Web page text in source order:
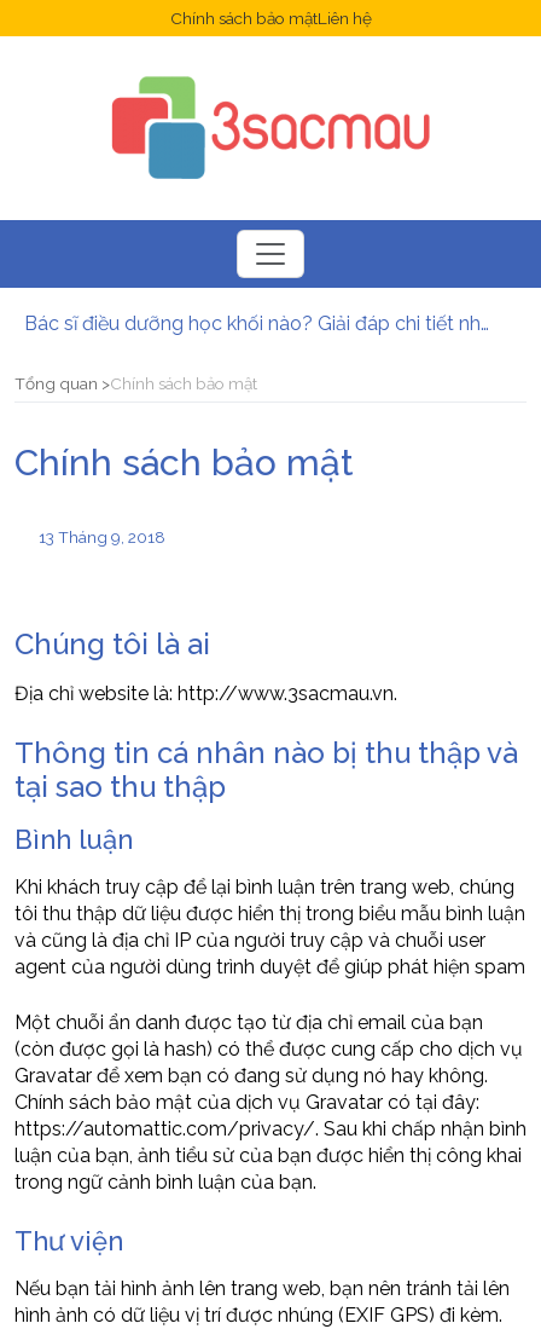
Chính sách bảo mậtLiên hệ
Bác sĩ điều dưỡng học khối nào? Giải đáp chi tiết nhất
Tổng quan Chính sách bảo mật
Chính sách bảo mật
13 Tháng 9, 2018
Chúng tôi là ai
Địa chỉ website là: http://www.3sacmau.vn.
Thông tin cá nhân nào bị thu thập và
tại sao thu thập
Bình luận
Khi khách truy cập để lại bình luận trên trang web, chúng
tôi thu thập dữ liệu được hiển thị trong biểu mẫu bình luận
và cũng là địa chỉ IP của người truy cập và chuỗi user
agent của người dùng trình duyệt để giúp phát hiện spam
Một chuỗi ẩn danh được tạo từ địa chỉ email của bạn
(còn được gọi là hash) có thể được cung cấp cho dịch vụ
Gravatar để xem bạn có đang sử dụng nó hay không.
Chính sách bảo mật của dịch vụ Gravatar có tại đây:
https://automattic.com/privacy/. Sau khi chấp nhận bình
luận của bạn, ảnh tiểu sử của bạn được hiển thị công khai
trong ngữ cảnh bình luận của bạn.
Thư viện
Nếu bạn tải hình ảnh lên trang web, bạn nên tránh tải lên
hình ảnh có dữ liệu vị trí được nhúng (EXIF GPS) đi kèm.